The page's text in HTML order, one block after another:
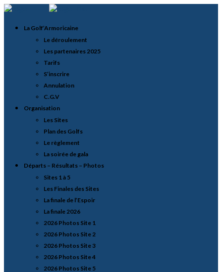
La Golf’Armoricaine
Le déroulement
Les partenaires 2025
Tarifs
S’inscrire
Annulation
C.G.V
Organisation
Les Sites
Plan des Golfs
Le règlement
La soirée de gala
Départs – Résultats – Photos
Sites 1 à 5
Les Finales des Sites
La finale de l’Espoir
La finale 2026
2026 Photos Site 1
2026 Photos Site 2
2026 Photos Site 3
2026 Photos Site 4
2026 Photos Site 5